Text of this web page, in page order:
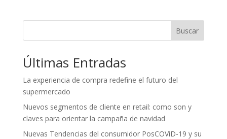
Buscar
Últimas Entradas
La experiencia de compra redefine el futuro del
supermercado
Nuevos segmentos de cliente en retail: como son y
claves para orientar la campaña de navidad
Nuevas Tendencias del consumidor PosCOViD-19 y su